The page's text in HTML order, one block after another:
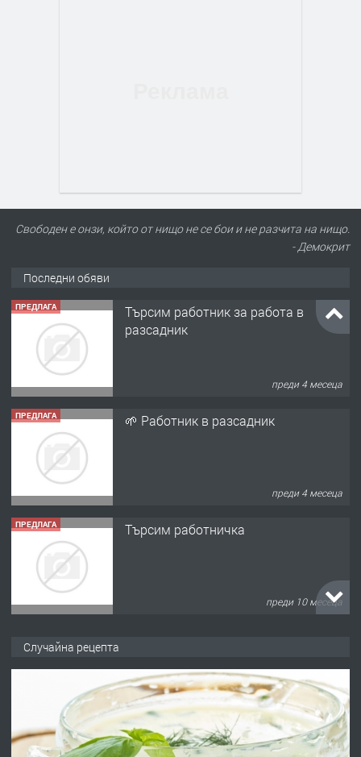
Свободен е онзи, който от нищо не се бои и не разчита на нищо.
- Демокрит
Последни обяви
ПРЕДЛАГА
Търсим работник за работа в
разсадник
преди 4 месеца
ПРЕДЛАГА 🌱 Работник в разсадник
преди 4 месеца
ПРЕДЛАГА Търсим работничка
преди 10 месеца
преди 1 година
ПРЕДЛАГА Работа за общи работници
Случайна рецепта